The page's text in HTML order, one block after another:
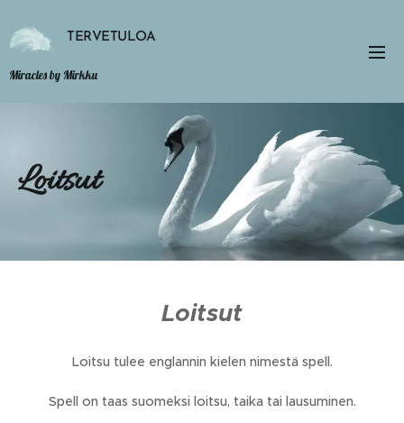
TERVETULOA
Miracles by Mirkku
Loitsut
Loitsut
Loitsu tulee englannin kielen nimestä spell.
Spell on taas suomeksi loitsu, taika tai lausuminen.